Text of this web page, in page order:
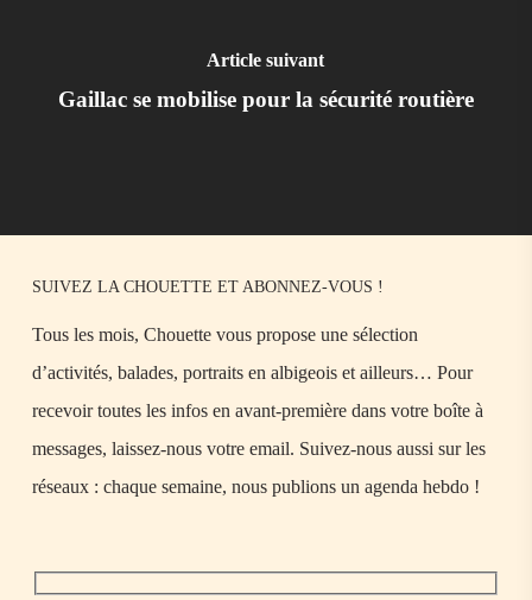
Article suivant
Gaillac se mobilise pour la sécurité routière
SUIVEZ LA CHOUETTE ET ABONNEZ-VOUS !
Tous les mois, Chouette vous propose une sélection
d’activités, balades, portraits en albigeois et ailleurs… Pour
recevoir toutes les infos en avant-première dans votre boîte à
messages, laissez-nous votre email. Suivez-nous aussi sur les
réseaux : chaque semaine, nous publions un agenda hebdo !